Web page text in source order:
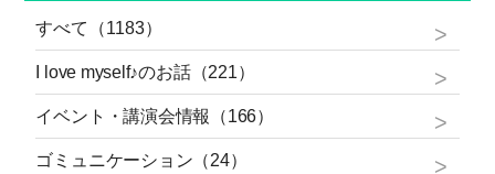
すべて（1183）
I love myself♪のお話（221）
イベント・講演会情報（166）
ゴミュニケーション（24）